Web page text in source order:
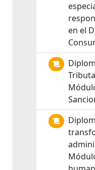
en el